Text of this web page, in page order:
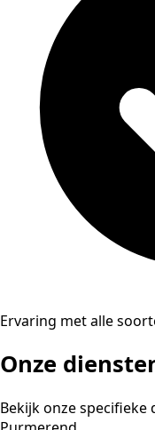
Ervaring met alle
Onze
Bekijk onze